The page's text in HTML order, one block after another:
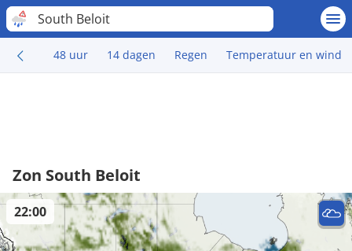
South Beloit
48 uur 14 dagen Regen Temperatuur en wind
Zon South Beloit
22:00